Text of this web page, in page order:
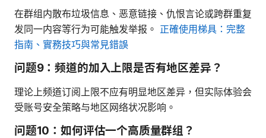
在群组内散布垃圾信息、恶意链接、仇恨言论或跨群重复
发同一内容等行为可能触发举报。 正確使用梯具：完整
指南、實務技巧與常見錯誤
问题9：频道的加入上限是否有地区差异？
理论上频道订阅上限不应有明显地区差异，但实际体验会
受账号安全策略与地区网络状况影响。
问题10：如何评估一个高质量群组？